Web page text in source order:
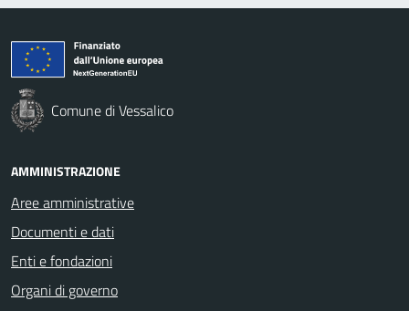
Comune di Vessalico
AMMINISTRAZIONE
Aree amministrative
Documenti e dati
Enti e fondazioni
Organi di governo